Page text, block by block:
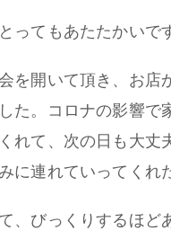
ってもあたたかいで
を開いて頂き、お店
た。コロナの影響で
れて、次の日も大
に連れていってくれ
、びっくりするほど